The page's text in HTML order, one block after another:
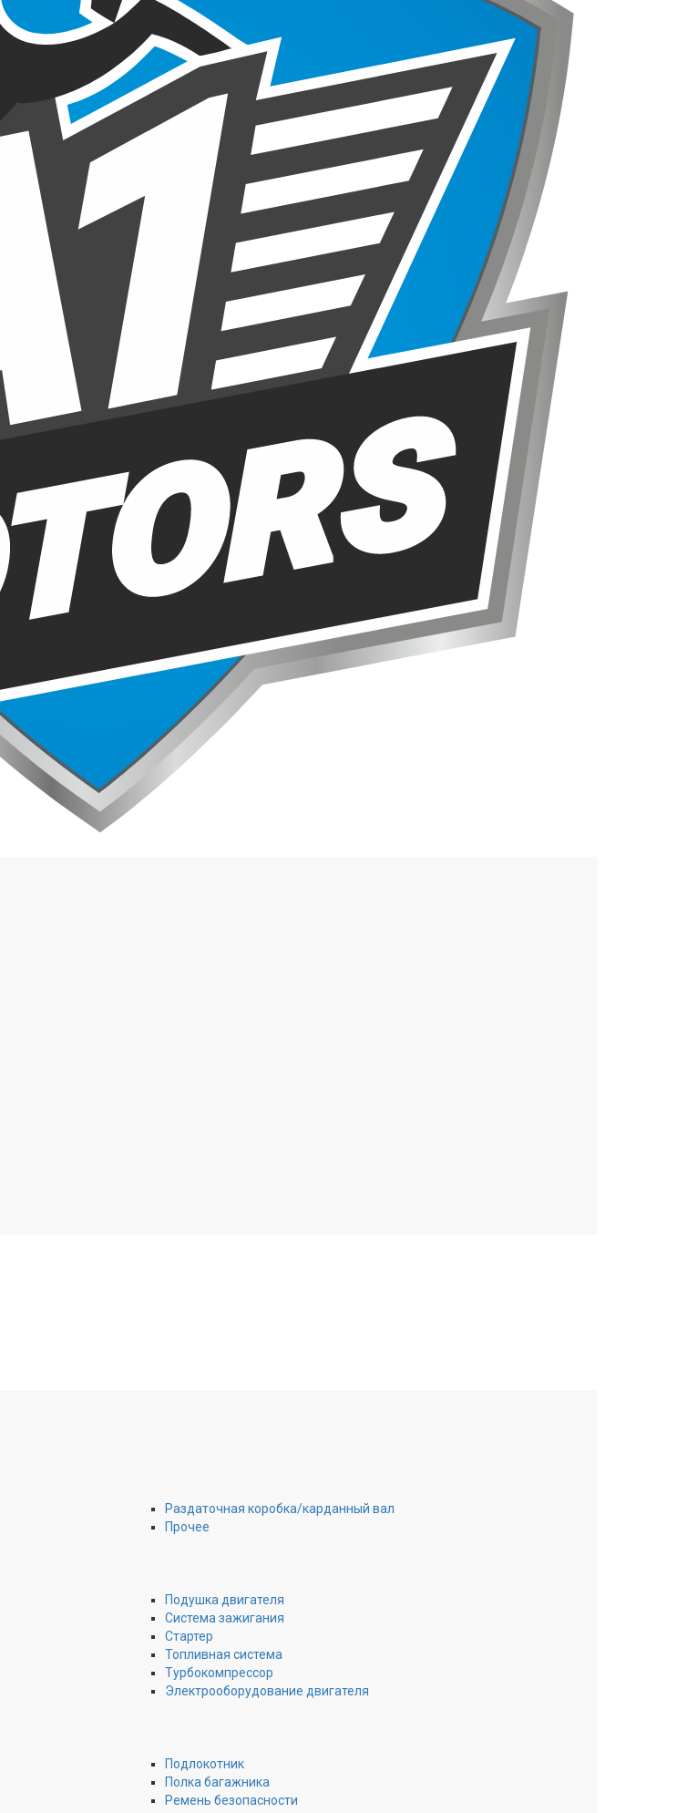
Раздаточная коробка/карданный вал
Прочее
Подушка двигателя
Система зажигания
Стартер
Топливная система
Турбокомпрессор
Электрооборудование двигателя
Подлокотник
Полка багажника
Ремень безопасности